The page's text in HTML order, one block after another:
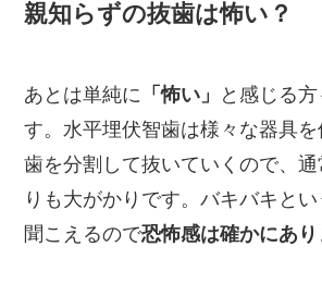
親知らずの抜歯は怖い？
あとは単純に 「怖い」
と感じる
す。水平埋伏智歯は様々な器具
歯を分割して抜いていくので、通
りも大がかりです。バキバキと
聞こえるので恐怖感は確かにあり